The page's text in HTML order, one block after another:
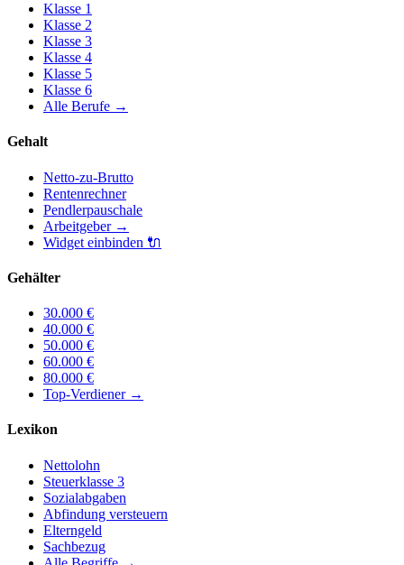
Klasse 1
Klasse 2
Klasse 3
Klasse 4
Klasse 5
Klasse 6
Alle Berufe →
Gehalt
Netto-zu-Brutto
Rentenrechner
Pendlerpauschale
Arbeitgeber→
Widget einbinden 🔌
Gehälter
30.000 €
40.000 €
50.000 €
60.000 €
80.000 €
Top-Verdiener→
Lexikon
Nettolohn
Steuerklasse 3
Sozialabgaben
Abfindung versteuern
Elterngeld
Sachbezug